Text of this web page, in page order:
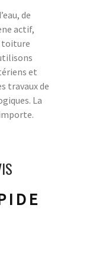
de
actif,
toiture
et
travaux de
La